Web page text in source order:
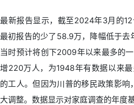
最新报告显示，截至2024年3月的
最初报告的少了58.9万，降幅低于去
当时预计将创下2009年以来最多的
增220万人，为1948年有数据以来
的工人。但因为川普的移民政策影响
大调整。数据显示对家庭调查的年度